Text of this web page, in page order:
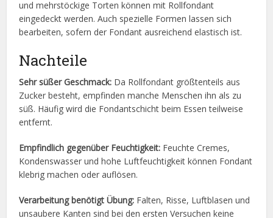
und mehrstöckige Torten können mit Rollfondant
eingedeckt werden. Auch spezielle Formen lassen sich
bearbeiten, sofern der Fondant ausreichend elastisch ist.
Nachteile
Sehr süßer Geschmack: Da Rollfondant größtenteils aus
Zucker besteht, empfinden manche Menschen ihn als zu
süß. Häufig wird die Fondantschicht beim Essen teilweise
entfernt.
Empfindlich gegenüber Feuchtigkeit: Feuchte Cremes,
Kondenswasser und hohe Luftfeuchtigkeit können Fondant
klebrig machen oder auflösen.
Verarbeitung benötigt Übung: Falten, Risse, Luftblasen und
unsaubere Kanten sind bei den ersten Versuchen keine